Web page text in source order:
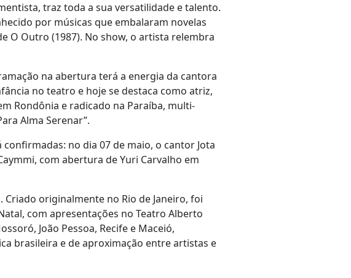
traz toda a sua versatilidade e talento.
por músicas que embalaram novelas
O Outro (1987). No show, o artista relembra
na abertura terá a energia da cantora
no teatro e hoje se destaca como atriz,
Rondônia e radicado na Paraíba, multi-
Alma Serenar”.
no dia 07 de maio, o cantor Jota
com abertura de Yuri Carvalho em
originalmente no Rio de Janeiro, foi
com apresentações no Teatro Alberto
João Pessoa, Recife e Maceió,
brasileira e de aproximação entre artistas e